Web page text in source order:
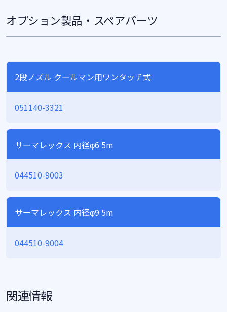
オプション製品・スペアパーツ
2段ノズル クールマン用ワンタッチ式
051140-3321
サーマレックス 内径φ6 5m
044510-9003
サーマレックス 内径φ9 5m
044510-9004
関連情報